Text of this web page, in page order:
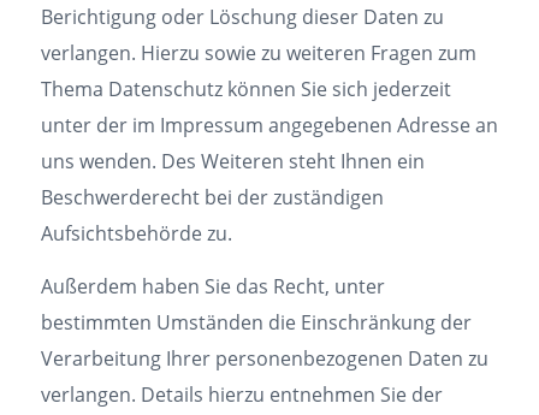
Berichtigung oder Löschung dieser Daten zu
verlangen. Hierzu sowie zu weiteren Fragen zum
Thema Datenschutz können Sie sich jederzeit
unter der im Impressum angegebenen Adresse an
uns wenden. Des Weiteren steht Ihnen ein
Beschwerderecht bei der zuständigen
Aufsichtsbehörde zu.
Außerdem haben Sie das Recht, unter
bestimmten Umständen die Einschränkung der
Verarbeitung Ihrer personenbezogenen Daten zu
verlangen. Details hierzu entnehmen Sie der